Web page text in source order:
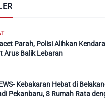
Parah, Polisi Alihkan
Arus Balik Lebaran
Kebakaran Hebat di
Pekanbaru, 8 Rumah Rata